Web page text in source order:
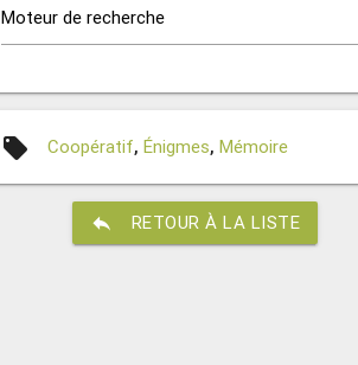
Moteur de recherche
local_offer Coopératif,Énigmes,Mémoire
reply RETOUR À LA LISTE